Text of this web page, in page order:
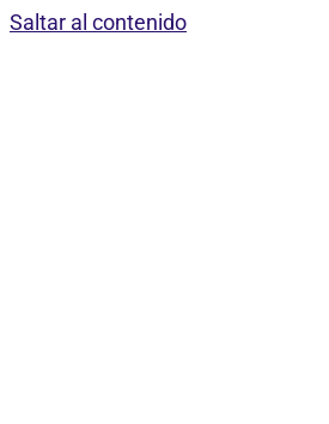
Saltar al contenido